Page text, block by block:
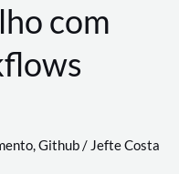
com
,Github/ Jefte Costa